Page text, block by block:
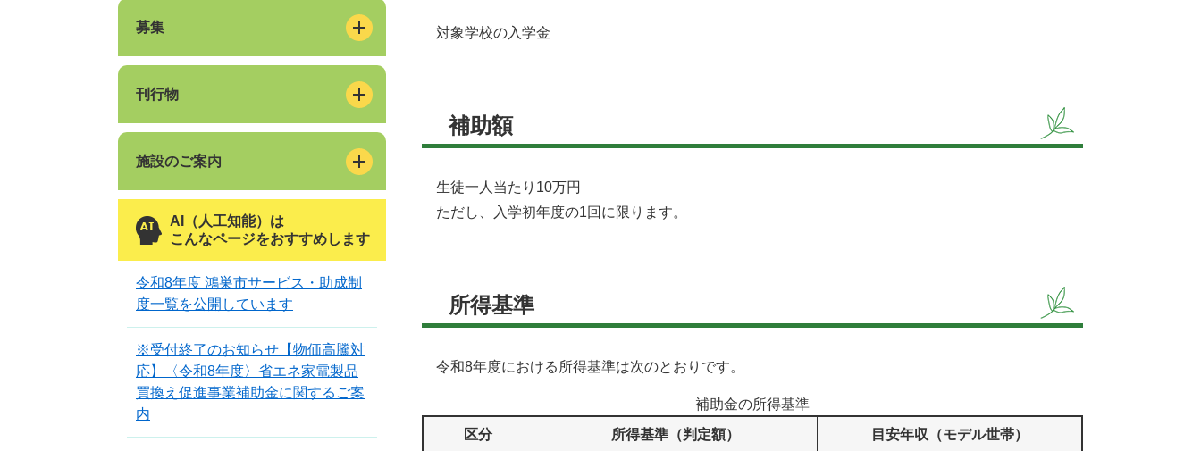
対象学校の入学金
補助額
生徒一人当たり10万円
ただし、入学初年度の1回に限ります。
所得基準
令和8年度における所得基準は次のとおりです。
補助金の所得基準
区分
所得基準（判定額） 目安年収（モデル世帯）
募集
刊行物
施設のご案内
AI（人工知能）は
こんなページをおすすめします
令和8年度 鴻巣市サービス・助成制
度一覧を公開しています
※受付終了のお知らせ【物価高騰対
応】〈令和8年度〉省エネ家電製品
買換え促進事業補助金に関するご案
内